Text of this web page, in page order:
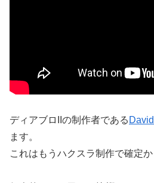
ディアブロIIの制作者である
ます。
これはもうハクスラ制作で確定か